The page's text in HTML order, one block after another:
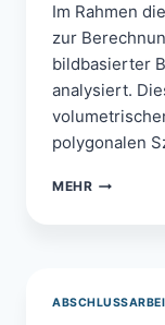
Im Rahmen
zur
bildbasierter
analysiert.
polygonalen
MEHR